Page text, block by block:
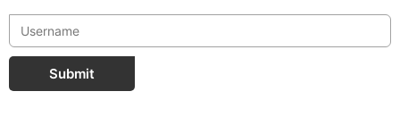
Submit